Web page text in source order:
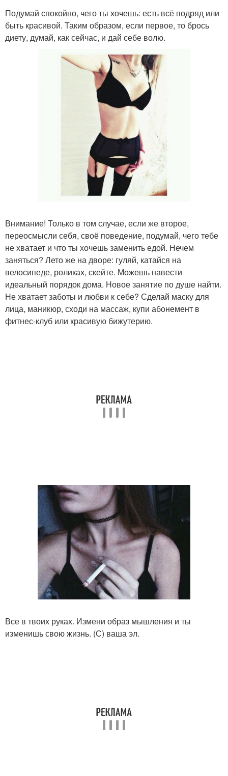
Подумай спокойно, чего ты хочешь: есть всё подряд или
быть красивой. Таким образом, если первое, то брось
диету, думай, как сейчас, и дай себе волю.
Внимание! Только в том случае, если же второе,
переосмысли себя, своё поведение, подумай, чего тебе
не хватает и что ты хочешь заменить едой. Нечем
заняться? Лето же на дворе: гуляй, катайся на
велосипеде, роликах, скейте. Можешь навести
идеальный порядок дома. Новое занятие по душе найти.
Не хватает заботы и любви к себе? Сделай маску для
лица, маникюр, сходи на массаж, купи абонемент в
фитнес-клуб или красивую бижутерию.
Все в твоих руках. Измени образ мышления и ты
изменишь свою жизнь. (С) ваша эл.